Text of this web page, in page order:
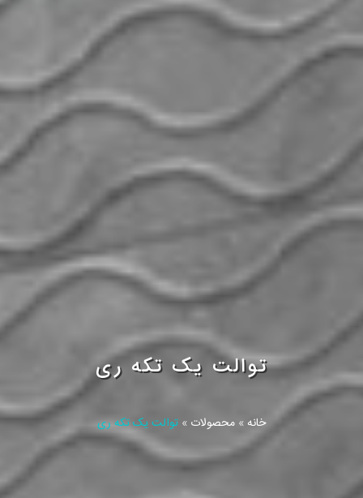
توالت یک تکه ری
خانه » محصولات » توالت یک تکه ری